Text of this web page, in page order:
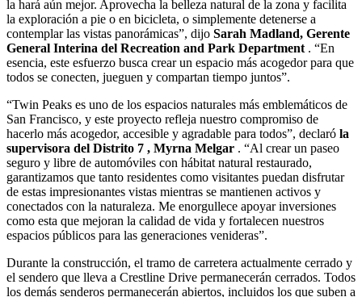
la hará aún mejor. Aprovecha la belleza natural de la zona y facilita
la exploración a pie o en bicicleta, o simplemente detenerse a
contemplar las vistas panorámicas”, dijo Sarah Madland, Gerente
General Interina del Recreation and Park Department . “En
esencia, este esfuerzo busca crear un espacio más acogedor para que
todos se conecten, jueguen y compartan tiempo juntos”.
“Twin Peaks es uno de los espacios naturales más emblemáticos de
San Francisco, y este proyecto refleja nuestro compromiso de
hacerlo más acogedor, accesible y agradable para todos”, declaró la
supervisora ​​del Distrito 7 , Myrna Melgar . “Al crear un paseo
seguro y libre de automóviles con hábitat natural restaurado,
garantizamos que tanto residentes como visitantes puedan disfrutar
de estas impresionantes vistas mientras se mantienen activos y
conectados con la naturaleza. Me enorgullece apoyar inversiones
como esta que mejoran la calidad de vida y fortalecen nuestros
espacios públicos para las generaciones venideras”.
Durante la construcción, el tramo de carretera actualmente cerrado y
el sendero que lleva a Crestline Drive permanecerán cerrados. Todos
los demás senderos permanecerán abiertos, incluidos los que suben a